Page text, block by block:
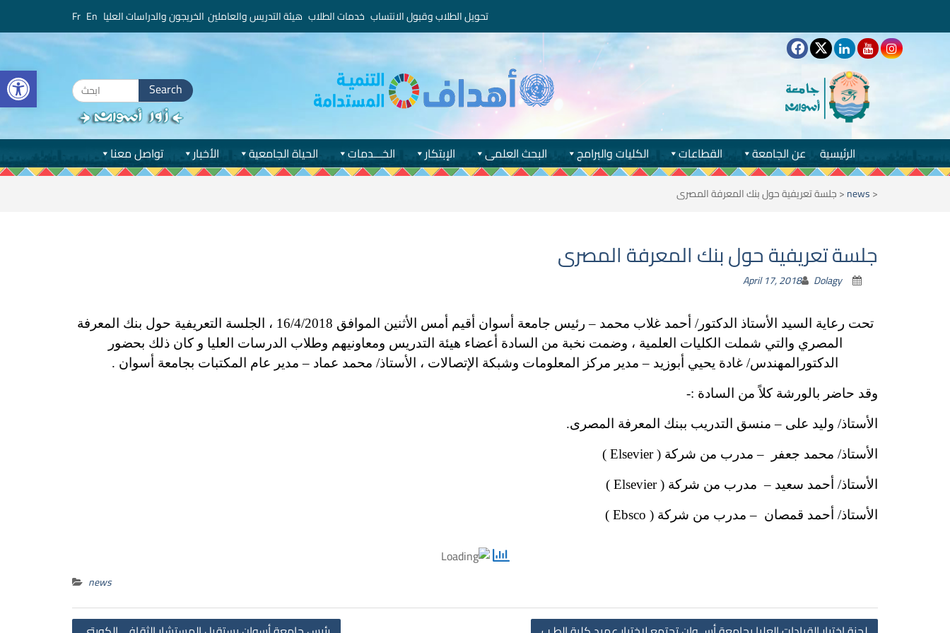
تحويل الطلاب وقبول الانتساب خدمات الطلاب هيئة التدريس والعاملين الخريجون والدراسات العليا
Search
for:
تواصل معنا الأخبار الحياة الجامعية الخـــدمات الإبتكار البحث العلمى الكليات والبرامج القطاعات عن الجامعة الرئيسية
<
news
<جلسة تعريفية حول بنك المعرفة المصرى
جلسة تعريفية حول بنك المعرفة المصرى
April 17, 2018 Dolagy
تحت رعاية السيد الأستاذ الدكتور/ أحمد غلاب محمد – رئيس جامعة أسوان أقيم أمس الأثنين الموافق 16/4/2018 ، الجلسة التعريفية حول بنك المعرفة
المصري والتي شملت الكليات العلمية ، وضمت نخبة من السادة أعضاء هيئة التدريس ومعاونيهم وطلاب الدرسات العليا و كان ذلك بحضور
الدكتورالمهندس/ غادة يحيي أبوزيد – مدير مركز المعلومات وشبكة الإتصالات ، الأستاذ/ محمد عماد – مدير عام المكتبات بجامعة أسوان .
وقد حاضر بالورشة كلاً من السادة :-
الأستاذ/ وليد على – منسق التدريب ببنك المعرفة المصرى.
الأستاذ/ محمد جعفر – مدرب من شركة ( Elsevier )
الأستاذ/ أحمد سعيد – مدرب من شركة ( Elsevier )
الأستاذ/ أحمد قمصان – مدرب من شركة ( Ebsco )
news